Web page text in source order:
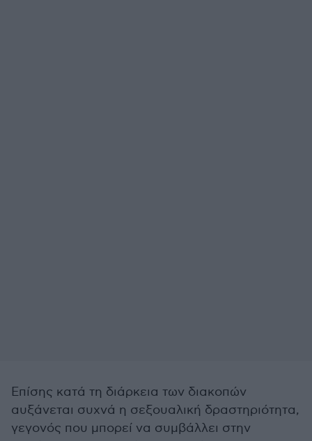
Επίσης κατά τη διάρκεια των διακοπών
αυξάνεται συχνά η σεξουαλική δραστηριότητα,
γεγονός που μπορεί να συμβάλλει στην